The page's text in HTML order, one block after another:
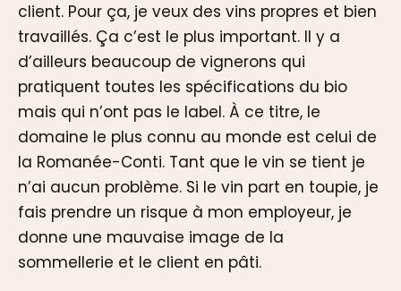
client. Pour ça, je veux des vins propres et bien
travaillés. Ça c’est le plus important. Il y a
d’ailleurs beaucoup de vignerons qui
pratiquent toutes les spécifications du bio
mais qui n’ont pas le label. À ce titre, le
domaine le plus connu au monde est celui de
la Romanée-Conti. Tant que le vin se tient je
n’ai aucun problème. Si le vin part en toupie, je
fais prendre un risque à mon employeur, je
donne une mauvaise image de la
sommellerie et le client en pâti.